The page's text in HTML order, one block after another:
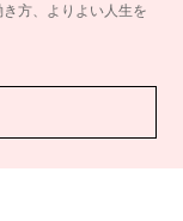
方、よりよい人生を